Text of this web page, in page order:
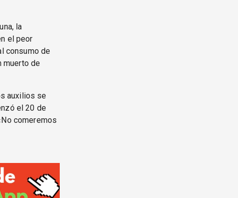
la
el peor
consumo de
muerto de
auxilios se
el 20 de
comeremos